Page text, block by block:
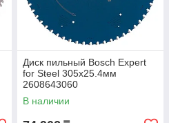
Диск пильный Bosch Expert
for Steel 305х25.4мм
2608643060
В наличии